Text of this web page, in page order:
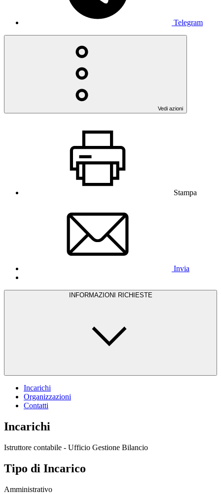
Telegram
Vedi azioni
Stampa
Invia
INFORMAZIONI RICHIESTE
Incarichi
Organizzazioni
Contatti
Incarichi
Istruttore contabile - Ufficio Gestione Bilancio
Tipo di Incarico
Amministrativo